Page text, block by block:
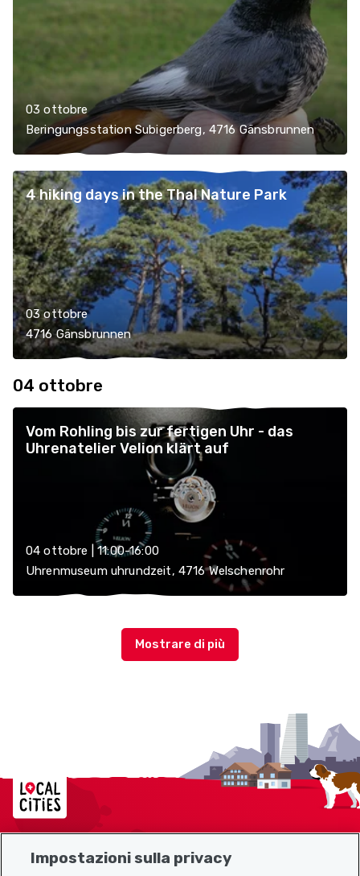
03 ottobre
Beringungsstation Subigerberg, 4716 Gänsbrunnen
4 hiking days in the Thal Nature Park
03 ottobre
4716 Gänsbrunnen
04 ottobre
Vom Rohling bis zur fertigen Uhr - das
Uhrenatelier Velion klärt auf
04 ottobre | 11:00-16:00
Uhrenmuseum uhrundzeit, 4716 Welschenrohr
Localcities
Impostazioni sulla privacy